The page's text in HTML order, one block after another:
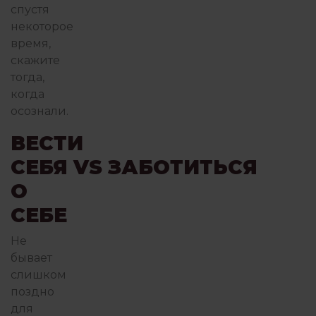
спустя
некоторое
время,
скажите
тогда,
когда
осознали.
ВЕСТИ
СЕБЯ VS ЗАБОТИТЬСЯ
О
СЕБЕ
Не
бывает
слишком
поздно
для